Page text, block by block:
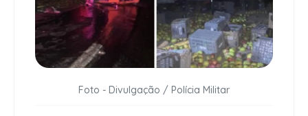
Foto - Divulgação / Polícia Militar